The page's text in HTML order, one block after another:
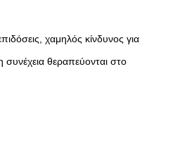
χαμηλός κίνδυνος για
συνέχεια θεραπεύονται στο